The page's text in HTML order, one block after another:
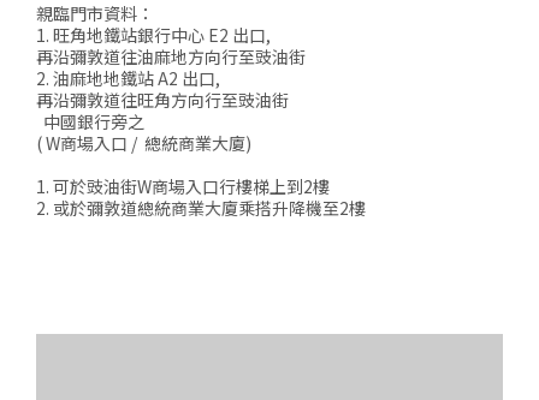
親臨門市資料：
1. 旺角地鐵站銀行中心 E2 出口,
再沿彌敦道往油麻地方向行至豉油街
2. 油麻地地鐵站 A2 出口,
再沿彌敦道往旺角方向行至豉油街
中國銀行旁之
( W商場入口 / 總統商業大廈)
1. 可於豉油街W商場入口行樓梯上到2樓
2. 或於彌敦道總統商業大廈乘搭升降機至2樓